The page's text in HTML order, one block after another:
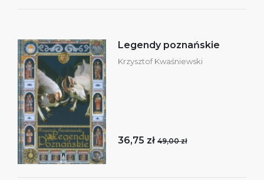
Legendy poznańskie
Krzysztof Kwaśniewski
36,75 zł 49,00 zł